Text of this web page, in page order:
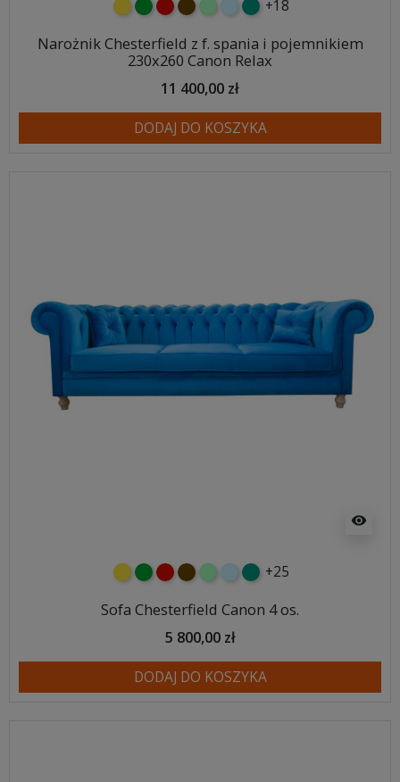
żółtyzielonyczerwony
czekoladowy
miętowybłękitny
turkusowy
+18
Narożnik Chesterfield z f. spania i pojemnikiem
230x260 Canon Relax
11 400,00 zł
DODAJ DO KOSZYKA
visibility
żółtyzielonyczerwony
czekoladowy
miętowybłękitny
turkusowy
+25
Sofa Chesterfield Canon 4 os.
5 800,00 zł
DODAJ DO KOSZYKA